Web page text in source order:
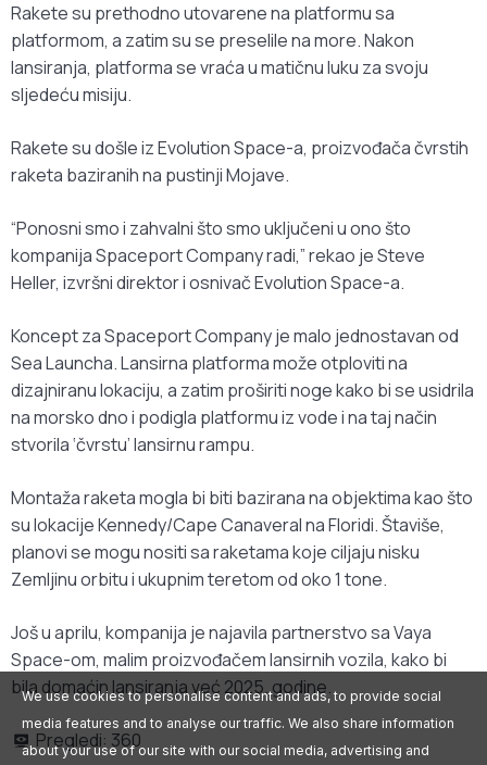
Rakete su prethodno utovarene na platformu sa
platformom, a zatim su se preselile na more. Nakon
lansiranja, platforma se vraća u matičnu luku za svoju
sljedeću misiju.
Rakete su došle iz Evolution Space-a, proizvođača čvrstih
raketa baziranih na pustinji Mojave.
“Ponosni smo i zahvalni što smo uključeni u ono što
kompanija Spaceport Company radi,” rekao je Steve
Heller, izvršni direktor i osnivač Evolution Space-a.
Koncept za Spaceport Company je malo jednostavan od
Sea Launcha. Lansirna platforma može otploviti na
dizajniranu lokaciju, a zatim proširiti noge kako bi se usidrila
na morsko dno i podigla platformu iz vode i na taj način
stvorila ‘čvrstu’ lansirnu rampu.
Montaža raketa mogla bi biti bazirana na objektima kao što
su lokacije Kennedy/Cape Canaveral na Floridi. Štaviše,
planovi se mogu nositi sa raketama koje ciljaju nisku
Zemljinu orbitu i ukupnim teretom od oko 1 tone.
Još u aprilu, kompanija je najavila partnerstvo sa Vaya
Space-om, malim proizvođačem lansirnih vozila, kako bi
bila domaćin lansiranja već 2025. godine.
Pregledi: 360
We use cookies to personalise content and ads, to provide social
media features and to analyse our traffic. We also share information
about your use of our site with our social media, advertising and